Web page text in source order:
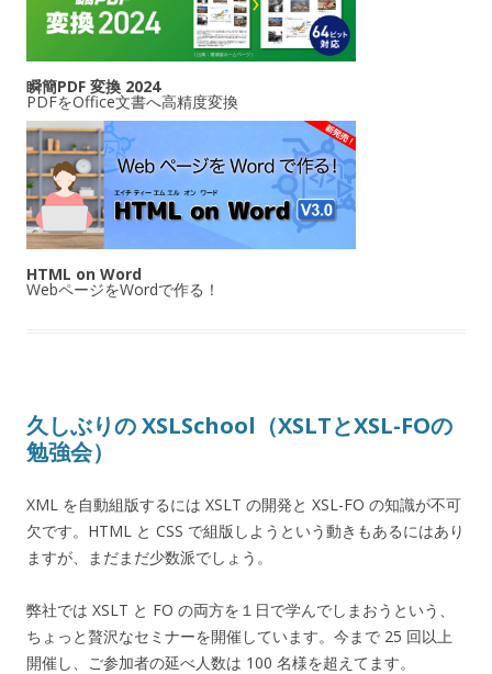
瞬簡PDF 変換 2024
PDFをOffice文書へ高精度変換
HTML on Word
WebページをWordで作る！
久しぶりの XSLSchool（XSLTとXSL-FOの
勉強会）
XML を自動組版するには XSLT の開発と XSL-FO の知識が不可
欠です。HTML と CSS で組版しようという動きもあるにはあり
ますが、まだまだ少数派でしょう。
弊社では XSLT と FO の両方を１日で学んでしまおうという、
ちょっと贅沢なセミナーを開催しています。今まで 25 回以上
開催し、ご参加者の延べ人数は 100 名様を超えてます。